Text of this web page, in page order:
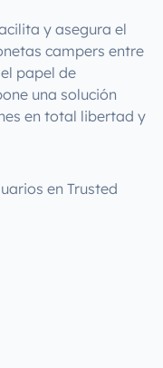
y asegura el
campers entre
papel de
una solución
en total libertad y
en Trusted